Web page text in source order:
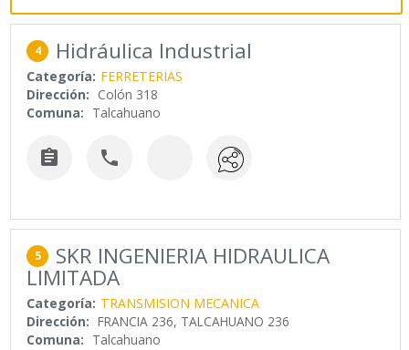
4 Hidráulica Industrial
Categoría: FERRETERIAS
Dirección: Colón 318
Comuna: Talcahuano
 
5 SKR INGENIERIA HIDRAULICA
LIMITADA
Categoría: TRANSMISION MECANICA
Dirección: FRANCIA 236, TALCAHUANO 236
Comuna: Talcahuano